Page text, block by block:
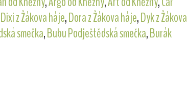
Dixi z Žákova háje,Dora z Žákova háje,Dyk z Žákova
smečka,Bubu Podještědská smečka,Burák